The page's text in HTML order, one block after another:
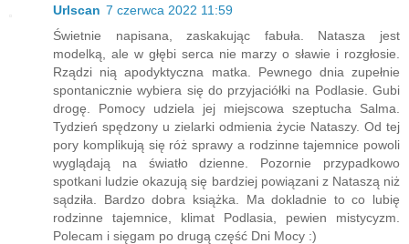
Urlscan 7 czerwca 2022 11:59
Świetnie napisana, zaskakując fabuła. Natasza jest
modelką, ale w głębi serca nie marzy o sławie i rozgłosie.
Rządzi nią apodyktyczna matka. Pewnego dnia zupełnie
spontanicznie wybiera się do przyjaciółki na Podlasie. Gubi
drogę. Pomocy udziela jej miejscowa szeptucha Salma.
Tydzień spędzony u zielarki odmienia życie Nataszy. Od tej
pory komplikują się róż sprawy a rodzinne tajemnice powoli
wyglądają na światło dzienne. Pozornie przypadkowo
spotkani ludzie okazują się bardziej powiązani z Nataszą niż
sądziła. Bardzo dobra książka. Ma dokladnie to co lubię
rodzinne tajemnice, klimat Podlasia, pewien mistycyzm.
Polecam i sięgam po drugą część Dni Mocy :)